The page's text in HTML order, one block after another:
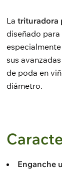
La trituradora
diseñado
sus
de poda en
diámetro.
Enganche